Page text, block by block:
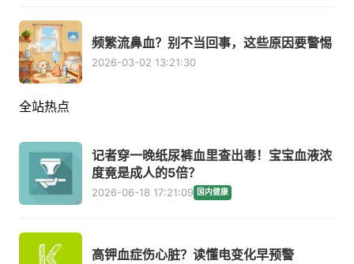
频繁流鼻血？别不当回事，这些原因要警惕
2026-03-02 13:21:30
全站热点
记者穿一晚纸尿裤血里查出毒！宝宝血液浓
度竟是成人的5倍？
2026-06-18 17:21:09 国内健康
高钾血症伤心脏？读懂电变化早预警